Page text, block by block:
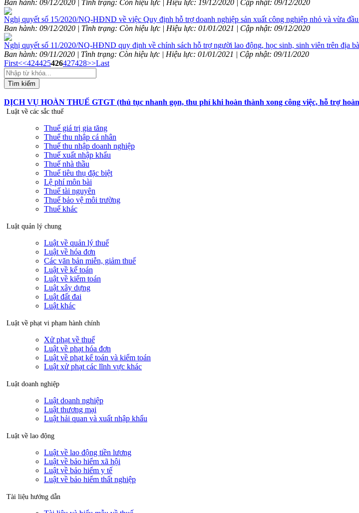
Ban hành: 09/12/2020 | Tình trạng: Còn hiệu lực | Hiệu lực: 19/12/2020 | Cập nhật: 09/12/2020
Nghị quyết số 15/2020/NQ-HĐND về việc Quy định hỗ trợ doanh nghiệp sản xuất công nghiệp nhỏ và vừa
Ban hành: 09/12/2020 | Tình trạng: Còn hiệu lực | Hiệu lực: 01/01/2021 | Cập nhật: 09/12/2020
Nghị quyết số 11/2020/NQ-HĐND quy định về chính sách hỗ trợ người lao động, học sinh, sinh viên trên địa
Ban hành: 09/11/2020 | Tình trạng: Còn hiệu lực | Hiệu lực: 01/01/2021 | Cập nhật: 09/11/2020
First<<424425426427428>>Last
Tìm kiếm
DỊCH VỤ HOÀN THUẾ GTGT (thủ tục nhanh gọn, thu phí khi hoàn thành xong công việc, hỗ trợ
Luật về các sắc thuế
Thuế giá trị gia tăng
Thuế thu nhập cá nhân
Thuế thu nhập doanh nghiệp
Thuế xuất nhập khẩu
Thuế nhà thầu
Thuế tiêu thụ đặc biệt
Lệ phí môn bài
Thuế tài nguyên
Thuế bảo vệ môi trường
Thuế khác
Luật quản lý chung
Luật về quản lý thuế
Luật về hóa đơn
Các văn bản miễn, giảm thuế
Luật về kế toán
Luật về kiểm toán
Luật xây dựng
Luật đất đai
Luật khác
Luật về phạt vi phạm hành chính
Xử phạt về thuế
Luật về phạt hóa đơn
Luật về phạt kế toán và kiểm toán
Luật xử phạt các lĩnh vực khác
Luật doanh nghiệp
Luật doanh nghiệp
Luật thương mại
Luật hải quan và xuất nhập khẩu
Luật về lao động
Luật về lao động tiền lương
Luật về bảo hiểm xã hội
Luật về bảo hiểm y tế
Luật về bảo hiểm thất nghiệp
Tài liệu hướng dẫn